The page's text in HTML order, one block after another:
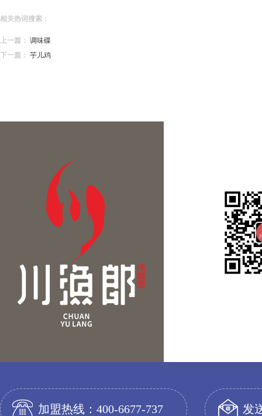
相关热词搜索：
上一篇： 调味碟
下一篇： 芋儿鸡
加盟热线：400-6677-737 发